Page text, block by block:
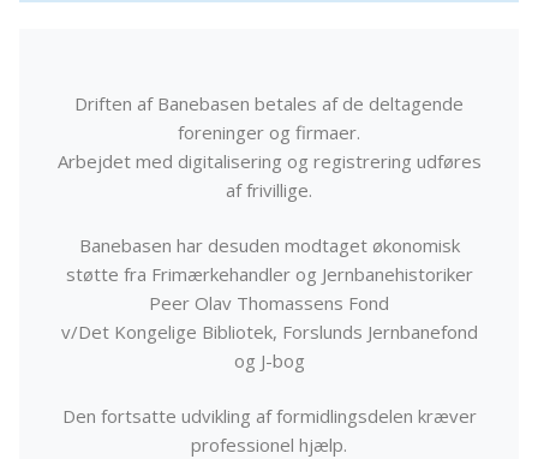
Driften af Banebasen betales af de deltagende
foreninger og firmaer.
Arbejdet med digitalisering og registrering udføres
af frivillige.
Banebasen har desuden modtaget økonomisk
støtte fra Frimærkehandler og Jernbanehistoriker
Peer Olav Thomassens Fond
v/Det Kongelige Bibliotek, Forslunds Jernbanefond
og J-bog
Den fortsatte udvikling af formidlingsdelen kræver
professionel hjælp.